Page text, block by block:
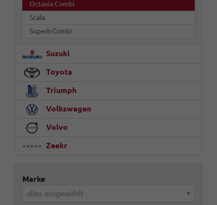
Octavia Combi
Scala
Superb Combi
Suzuki
Toyota
Triumph
Volkswagen
Volvo
Zeekr
Marke
alles ausgewählt